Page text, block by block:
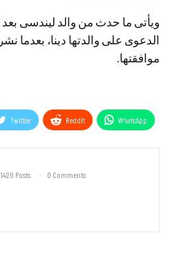
ويأتى ما حدث من والد ليندسى
الدعوى على والدتها دينا، بعدما
موافقتها.
Twitter ReddIt WhatsApp
Posts 0 Comments